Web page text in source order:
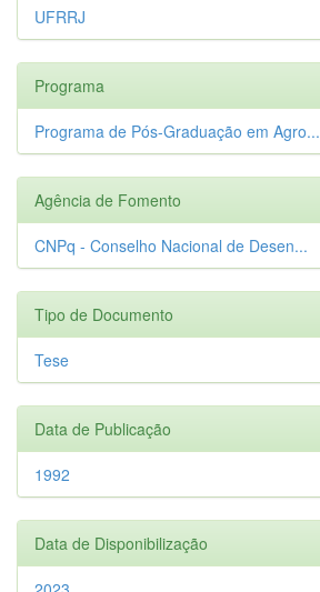
UFRRJ
Programa
Programa de Pós-Graduação em Agro...
Agência de Fomento
CNPq - Conselho Nacional de Desen...
Tipo de Documento
Tese
Data de Publicação
1992
Data de Disponibilização